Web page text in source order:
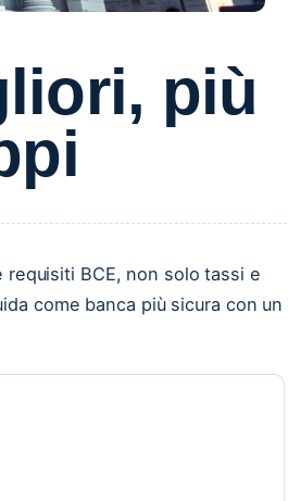
più
BCE, non solo tassi e
come banca più sicura con un